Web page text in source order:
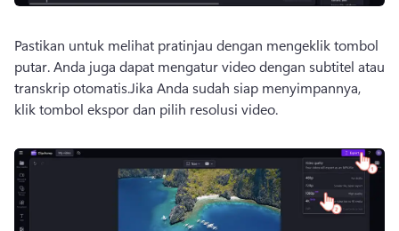
Pastikan untuk melihat pratinjau dengan mengeklik tombol
putar. Anda juga dapat mengatur video dengan subtitel atau
transkrip otomatis.Jika Anda sudah siap menyimpannya,
klik tombol ekspor dan pilih resolusi video.